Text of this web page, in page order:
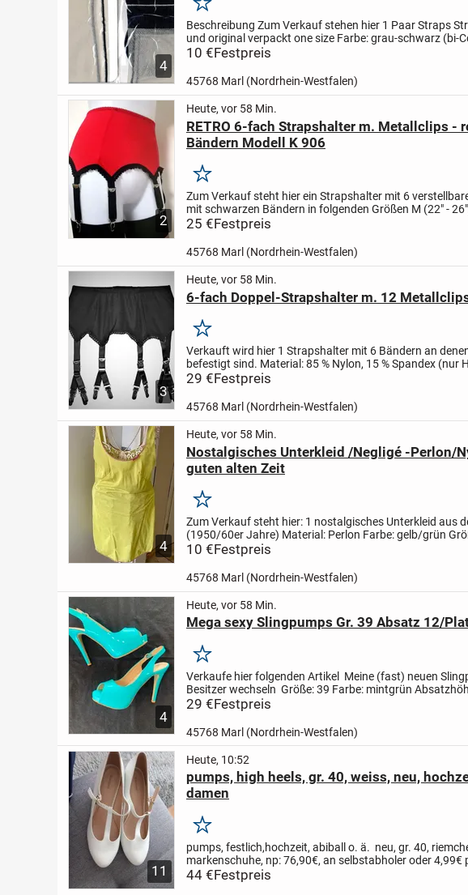
4
Merken
Beschreibung Zum Verkauf stehen hier1 Paar Straps
und original verpackt one sizeFarbe: grau-schwarz (bi-
(hauchdünn)10,00 Euro bei Abholung in...
10 €Festpreis
45768 Marl (Nordrhein-Westfalen)
2
Heute, vor 58 Min.
RETRO 6-fach Strapshalter m. Metallclips -
Bändern Modell K 906
Merken
Zum Verkauf steht hier ein Strapshalter mit 6
mit schwarzen Bändern in folgenden Größen M (22" -
(30"-34")XXL 34"-38")
25 €Festpreis
45768 Marl (Nordrhein-Westfalen)
3
Heute, vor 58 Min.
6-fach Doppel-Strapshalter m. 12
Merken
Verkauft wird hier1 Strapshalter mit 6 Bändern an
befestigt sind. Material:85 % Nylon, 15 % Spandex(nur
lauwarmem Wasser)
29 €Festpreis
45768 Marl (Nordrhein-Westfalen)
4
Heute, vor 58 Min.
Nostalgisches Unterkleid /Negligé -Perlon/
guten alten Zeit
Merken
Zum Verkauf steht hier: 1 nostalgisches Unterkleid aus
(1950/60er Jahre) Material: Perlon Farbe: gelb/grün
38 cmLänge: 68 cm
10 €Festpreis
45768 Marl (Nordrhein-Westfalen)
4
Heute, vor 58 Min.
Mega sexy Slingpumps Gr. 39 Absatz 12/
Merken
Verkaufe hier folgenden Artikel Meine (fast) neuen
Besitzer wechseln Größe: 39 Farbe: mintgrün
vorne: 2 cm1 x kurz indoor getragen
29 €Festpreis
45768 Marl (Nordrhein-Westfalen)
11
Heute, 10:52
pumps, high heels, gr. 40, weiss, neu,
damen
Merken
pumps, festlich,hochzeit, abiball o. ä. neu, gr. 40,
markenschuhe, np: 76,90€, an selbstabholer oder 4,99€
hermes zzgl.
44 €Festpreis